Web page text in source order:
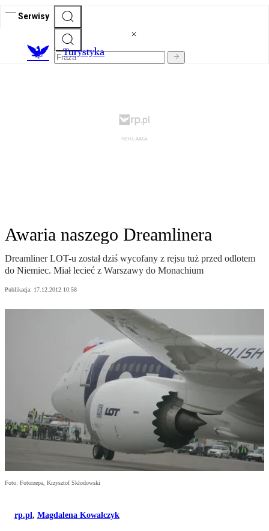
Serwisy
Turystyka
Awaria naszego Dreamlinera
Dreamliner LOT-u został dziś wycofany z rejsu tuż przed odlotem
do Niemiec. Miał lecieć z Warszawy do Monachium
Publikacja: 17.12.2012 10:58
Foto: Fotorzepa, Krzysztof Skłodowski
rp.pl, Magdalena Kowalczyk